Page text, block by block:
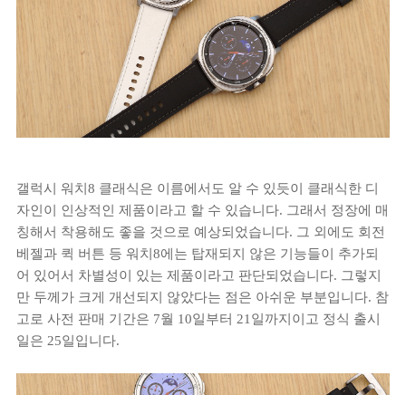
갤럭시 워치8 클래식은 이름에서도 알 수 있듯이 클래식한 디
자인이 인상적인 제품이라고 할 수 있습니다. 그래서 정장에 매
칭해서 착용해도 좋을 것으로 예상되었습니다. 그 외에도 회전
베젤과 퀵 버튼 등 워치8에는 탑재되지 않은 기능들이 추가되
어 있어서 차별성이 있는 제품이라고 판단되었습니다. 그렇지
만 두께가 크게 개선되지 않았다는 점은 아쉬운 부분입니다. 참
고로 사전 판매 기간은 7월 10일부터 21일까지이고 정식 출시
일은 25일입니다.